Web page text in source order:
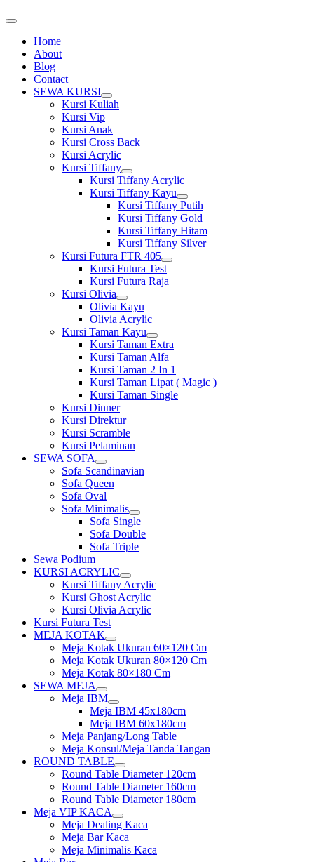
Home
About
Blog
Contact
SEWA KURSI
Show
sub
Kursi Kuliah
Kursi Vip
Kursi Anak
Kursi Cross Back
Kursi Acrylic
Kursi Tiffany
Show
sub
menu
Kursi Tiffany Acrylic
Kursi Tiffany Kayu
Show
sub
menu
Kursi Tiffany Putih
Kursi Tiffany Gold
Kursi Tiffany Hitam
Kursi Tiffany Silver
Kursi Futura FTR 405
Show
sub
menu
Kursi Futura Test
Kursi Futura Raja
Kursi Olivia
Show
sub
menu
Olivia Kayu
Olivia Acrylic
Kursi Taman Kayu
Show
sub
menu
Kursi Taman Extra
Kursi Taman Alfa
Kursi Taman 2 In 1
Kursi Taman Lipat ( Magic )
Kursi Taman Single
Kursi Dinner
Kursi Direktur
Kursi Scramble
Kursi Pelaminan
SEWA SOFA
Show
sub
menu
Sofa Scandinavian
Sofa Queen
Sofa Oval
Sofa Minimalis
Show
sub
menu
Sofa Single
Sofa Double
Sofa Triple
Sewa Podium
KURSI ACRYLIC
Show
sub
menu
Kursi Tiffany Acrylic
Kursi Ghost Acrylic
Kursi Olivia Acrylic
Kursi Futura Test
MEJA KOTAK
Show
sub
menu
Meja Kotak Ukuran 60×120 Cm
Meja Kotak Ukuran 80×120 Cm
Meja Kotak 80×180 Cm
SEWA MEJA
Show
sub
menu
Meja IBM
Show
sub
menu
Meja IBM 45x180cm
Meja IBM 60x180cm
Meja Panjang/Long Table
Meja Konsul/Meja Tanda Tangan
ROUND TABLE
Show
sub
menu
Round Table Diameter 120cm
Round Table Diameter 160cm
Round Table Diameter 180cm
Meja VIP KACA
Show
sub
menu
Meja Dealing Kaca
Meja Bar Kaca
Meja Minimalis Kaca